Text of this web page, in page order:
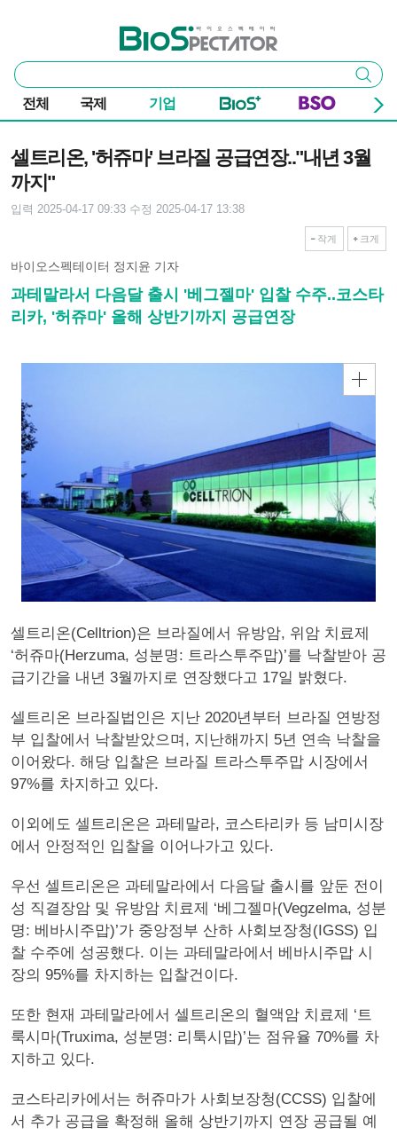
바이오스펙테이터
통
합
검
색
검색
전체 국제 기업
셀트리온, '허쥬마' 브라질 공급연장.."내년 3월
까지"
입력 2025-04-17 09:33 수정 2025-04-17 13:38
작게 크게
바이오스펙테이터 정지윤 기자
과테말라서 다음달 출시 '베그젤마' 입찰 수주..코스타
리카, '허쥬마' 올해 상반기까지 공급연장
셀트리온(Celltrion)은 브라질에서 유방암, 위암 치료제
‘허쥬마(Herzuma, 성분명: 트라스투주맙)’를 낙찰받아 공
급기간을 내년 3월까지로 연장했다고 17일 밝혔다.
셀트리온 브라질법인은 지난 2020년부터 브라질 연방정
부 입찰에서 낙찰받았으며, 지난해까지 5년 연속 낙찰을
이어왔다. 해당 입찰은 브라질 트라스투주맙 시장에서
97%를 차지하고 있다.
이외에도 셀트리온은 과테말라, 코스타리카 등 남미시장
에서 안정적인 입찰을 이어나가고 있다.
우선 셀트리온은 과테말라에서 다음달 출시를 앞둔 전이
성 직결장암 및 유방암 치료제 ‘베그젤마(Vegzelma, 성분
명: 베바시주맙)’가 중앙정부 산하 사회보장청(IGSS) 입
찰 수주에 성공했다. 이는 과테말라에서 베바시주맙 시
장의 95%를 차지하는 입찰건이다.
또한 현재 과테말라에서 셀트리온의 혈액암 치료제 ‘트
룩시마(Truxima, 성분명: 리툭시맙)’는 점유율 70%를 차
지하고 있다.
코스타리카에서는 허쥬마가 사회보장청(CCSS) 입찰에
서 추가 공급을 확정해 올해 상반기까지 연장 공급될 예